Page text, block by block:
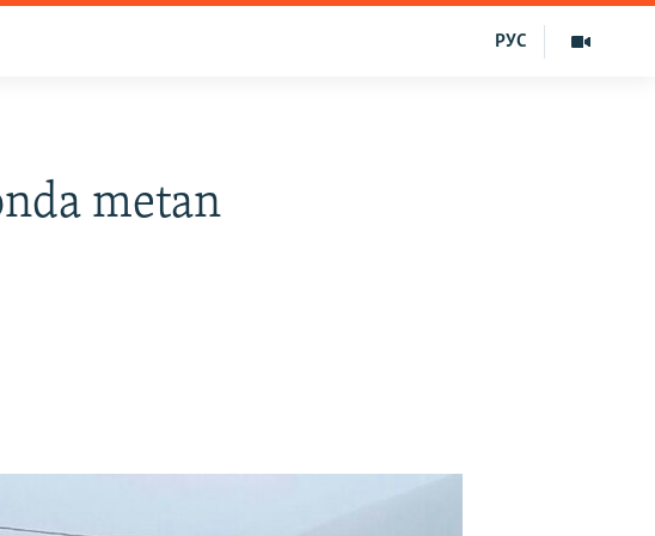
РУС
metan